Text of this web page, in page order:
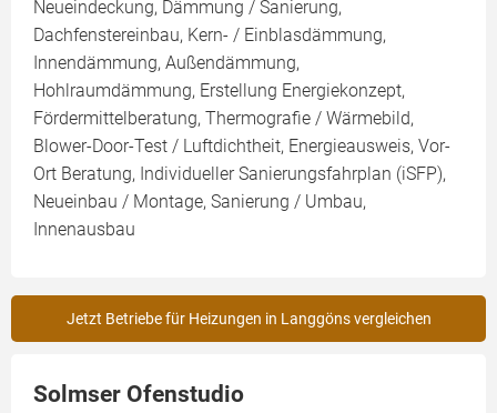
Neueindeckung, Dämmung / Sanierung,
Dachfenstereinbau, Kern- / Einblasdämmung,
Innendämmung, Außendämmung,
Hohlraumdämmung, Erstellung Energiekonzept,
Fördermittelberatung, Thermografie / Wärmebild,
Blower-Door-Test / Luftdichtheit, Energieausweis, Vor-
Ort Beratung, Individueller Sanierungsfahrplan (iSFP),
Neueinbau / Montage, Sanierung / Umbau,
Innenausbau
Jetzt Betriebe für Heizungen in Langgöns vergleichen
Solmser Ofenstudio